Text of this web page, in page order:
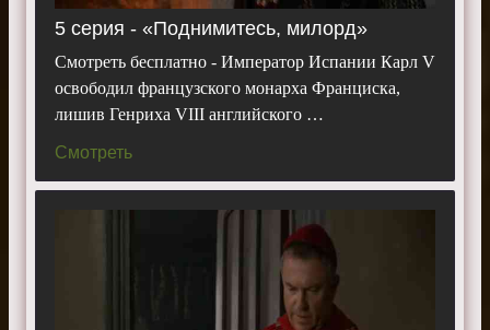
5 серия - «Поднимитесь, милорд»
Смотреть бесплатно - Император Испании Карл V
освободил французского монарха Франциска,
лишив Генриха VIII английского …
Смотреть